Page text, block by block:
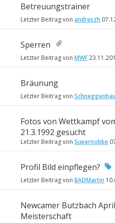
Betreuungstrainer
Letzter Beitrag von andreszh
Sperren
Letzter Beitrag von MWF
Bräunung
Letzter Beitrag von
Fotos von Wettkampf
21.3.1992 gesucht
Letzter Beitrag von Supernobbe
Profil Bild einpflegen?
Letzter Beitrag von BADMartin
Newcamer Butzbach
Meisterschaft